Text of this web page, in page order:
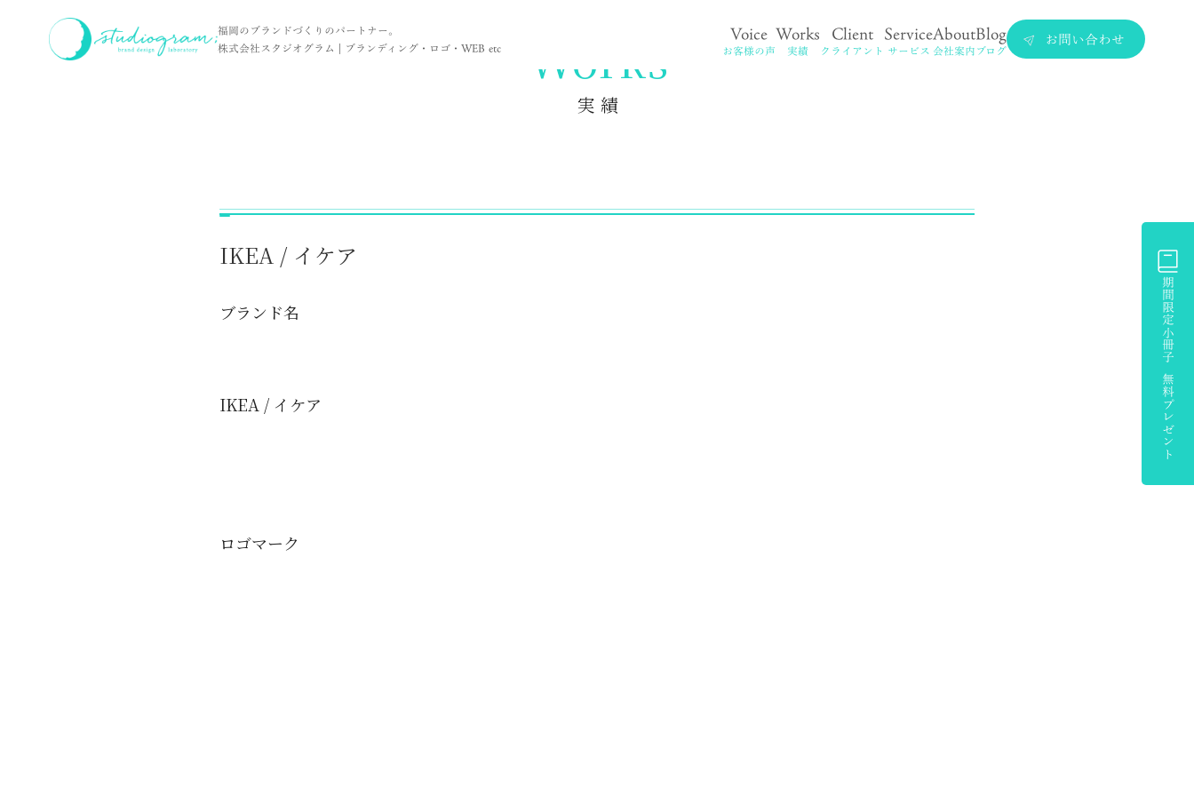
福岡のブランドづくりのパートナー。
株式会社スタジオグラム | ブランディング・ロゴ・WEB etc
Voice
お客様の声
Works
実績
Client
クライアント
Service
サービス
About
会社案内
Blog
ブログ お問い合わせ
ホーム
Works
実 績
IKEA / イケア
ブランド名
IKEA / イケア
ロゴマーク
期間限定小冊子 無料プレゼント